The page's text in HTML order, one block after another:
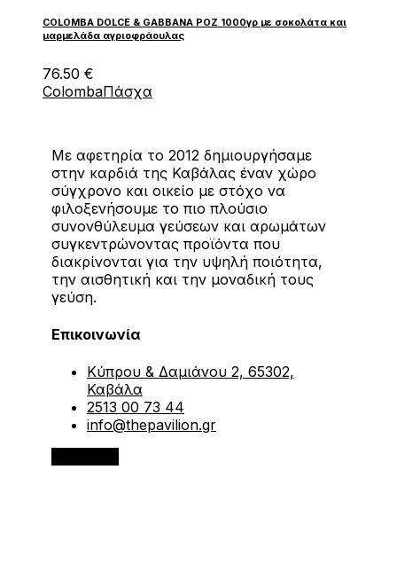
COLOMBA DOLCE & GABBANA ΡΟΖ 1000γρ με σοκολάτα και
μαρμελάδα αγριοφράουλας
76.50 €
ColombaΠάσχα
Με αφετηρία το 2012 δημιουργήσαμε
στην καρδιά της Καβάλας έναν χώρο
σύγχρονο και οικείο με στόχο να
φιλοξενήσουμε το πιο πλούσιο
συνονθύλευμα γεύσεων και αρωμάτων
συγκεντρώνοντας προϊόντα που
διακρίνονται για την υψηλή ποιότητα,
την αισθητική και την μοναδική τους
γεύση.
Επικοινωνία
Κύπρου & Δαμιάνου 2, 65302,
Καβάλα
2513 00 73 44
info@thepavilion.gr